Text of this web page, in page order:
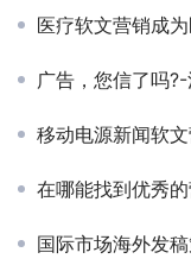
医疗软文营销成
广告，您信了吗
移动电源新闻软
在哪能找到优秀
国际市场海外发